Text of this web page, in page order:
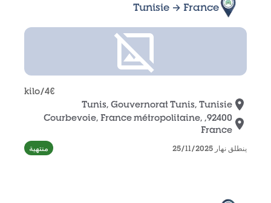
Tunisie → France
4€
/kilo
Tunis, Gouvernorat Tunis, Tunisie
92400, Courbevoie, France métropolitaine,
France
ينطلق نهار 25/11/2025 منتهية